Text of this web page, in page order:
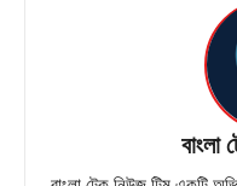
বাংলা